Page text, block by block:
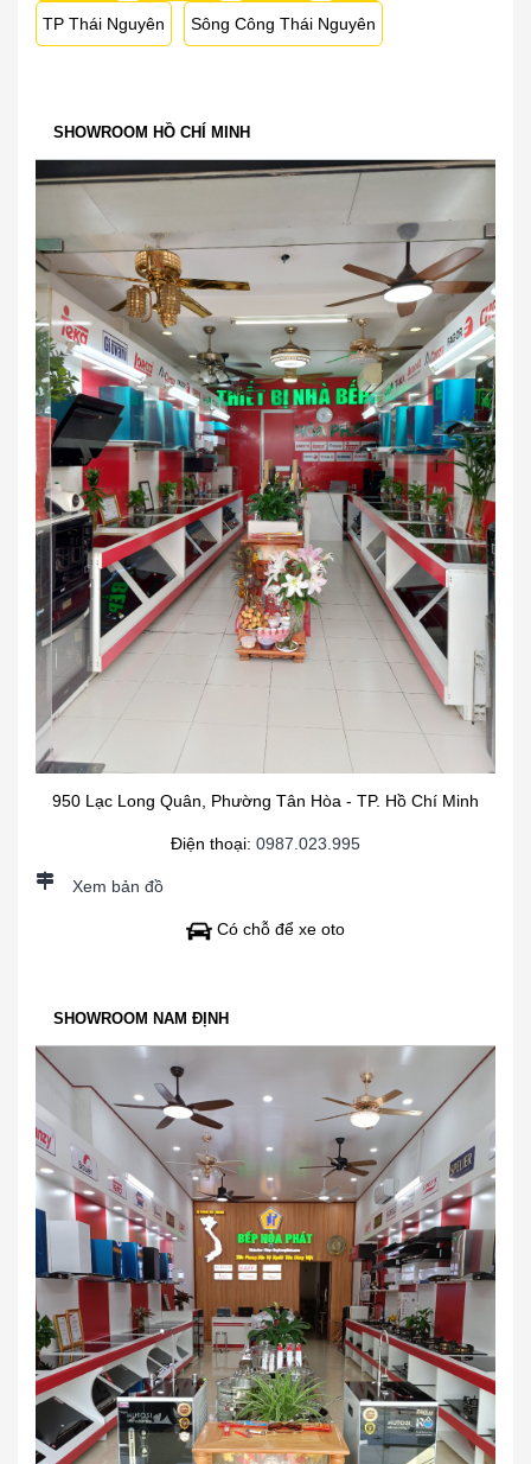
TP Thái Nguyên Sông Công Thái Nguyên
SHOWROOM HỒ CHÍ MINH
950 Lạc Long Quân, Phường Tân Hòa - TP. Hồ Chí Minh
Điện thoại: 0987.023.995
Xem bản đồ
Có chỗ để xe oto
SHOWROOM NAM ĐỊNH